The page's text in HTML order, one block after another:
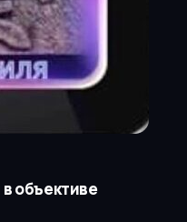
объективе